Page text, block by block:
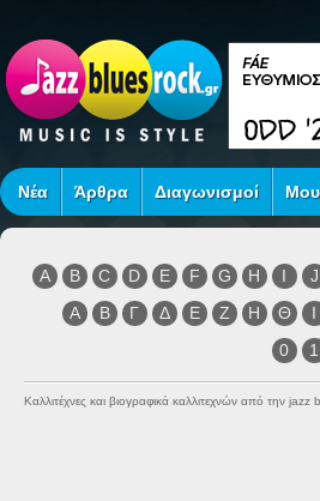
Νέα Άρθρα Διαγωνισμοί
A B C D E F G H I J
Α
Β Γ Δ Ε Ζ Η Θ Ι
0
1
Καλλιτέχνες και βιογραφικά καλλιτεχνών από την jazz